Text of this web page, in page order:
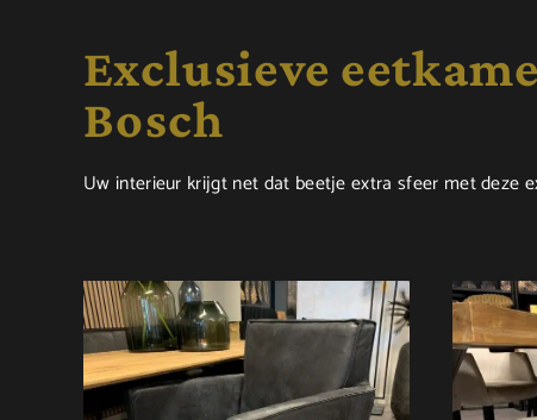
Exclusieve
Bosch
Uw interieur krijgt net dat beetje extra sfeer met deze